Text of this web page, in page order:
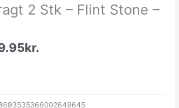
2 Stk – Flint Stone –
kr.